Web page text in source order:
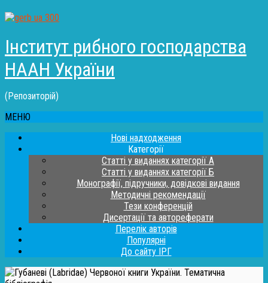
Інститут рибного господарства
НААН України
(Репозиторій)
МЕНЮ
Нові надходження
Категорії
Статті у виданнях категорії А
Статті у виданнях категорії Б
Монографії, підручники, довідкові видання
Методичні рекомендації
Тези конференцій
Дисертації та автореферати
Перелік авторів
Популярні
До сайту ІРГ